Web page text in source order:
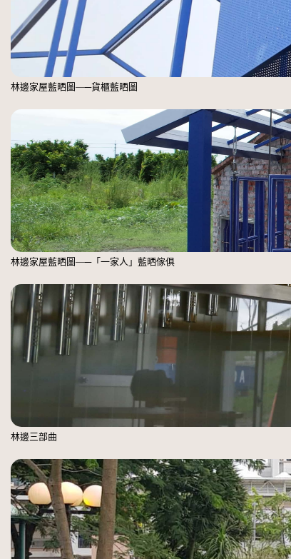
林邊家屋藍晒圖—─貨櫃藍晒圖
林邊家屋藍晒圖—─「一家人」藍晒傢俱
林邊三部曲